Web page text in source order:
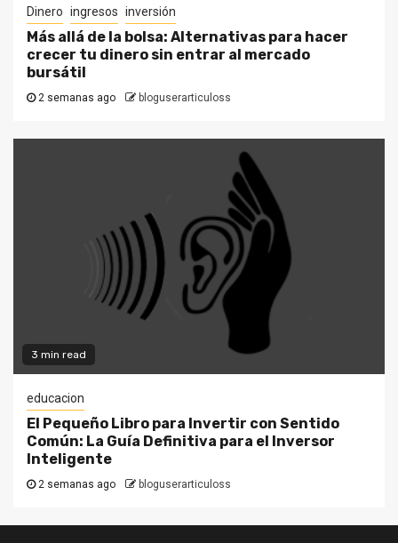
Dinero ingresos inversión
Más allá de la bolsa: Alternativas para hacer
crecer tu dinero sin entrar al mercado
bursátil
2 semanas ago bloguserarticuloss
3 min read
educacion
El Pequeño Libro para Invertir con Sentido
Común: La Guía Definitiva para el Inversor
Inteligente
2 semanas ago bloguserarticuloss